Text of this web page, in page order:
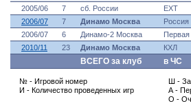
2005/06
7 сб. России ЕХТ
2006/07
7 Динамо Москва Россия
2006/07
6 Динамо-2 Москва Первая
2010/11
23 Динамо Москва КХЛ
ВСЕГО за клуб в ЧС
№ - Игровой номер
И - Количество проведенных игр
Ш -
А -
О -